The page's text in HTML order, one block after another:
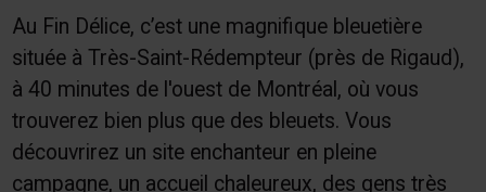
Au Fin Délice, c’est une magnifique bleuetière
située à Très-Saint-Rédempteur (près de Rigaud),
à 40 minutes de l'ouest de Montréal, où vous
trouverez bien plus que des bleuets. Vous
découvrirez un site enchanteur en pleine
campagne, un accueil chaleureux, des gens très